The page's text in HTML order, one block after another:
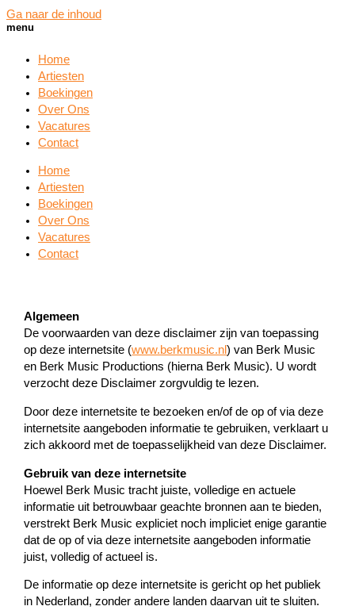
Ga naar de inhoud
Home
Artiesten
Boekingen
Over Ons
Vacatures
Contact
menu
Home
Artiesten
Boekingen
Over Ons
Vacatures
Contact
Algemeen
De voorwaarden van deze disclaimer zijn van toepassing
op deze internetsite (www.berkmusic.nl) van Berk Music
en Berk Music Productions (hierna Berk Music). U wordt
verzocht deze Disclaimer zorgvuldig te lezen.
Door deze internetsite te bezoeken en/of de op of via deze
internetsite aangeboden informatie te gebruiken, verklaart u
zich akkoord met de toepasselijkheid van deze Disclaimer.
Gebruik van deze internetsite
Hoewel Berk Music tracht juiste, volledige en actuele
informatie uit betrouwbaar geachte bronnen aan te bieden,
verstrekt Berk Music expliciet noch impliciet enige garantie
dat de op of via deze internetsite aangeboden informatie
juist, volledig of actueel is.
De informatie op deze internetsite is gericht op het publiek
in Nederland, zonder andere landen daarvan uit te sluiten.